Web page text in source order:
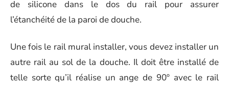
de silicone dans le dos du rail pour assurer
l’étanchéité de la paroi de douche.
Une fois le rail mural installer, vous devez installer un
autre rail au sol de la douche. Il doit être installé de
telle sorte qu’il réalise un ange de 90º avec le rail